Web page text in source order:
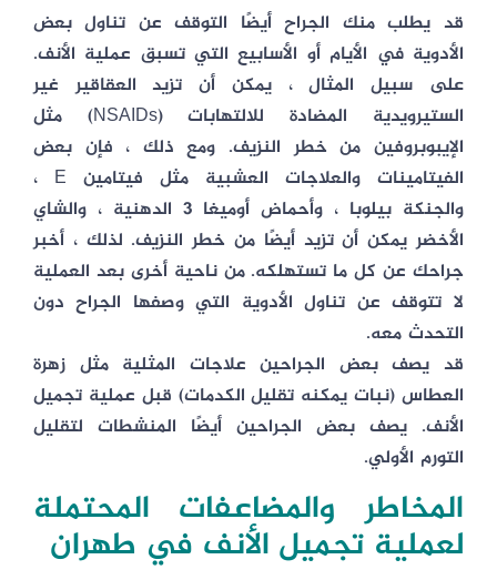
قد يطلب منك الجراح أيضًا التوقف عن تناول بعض
الأدوية في الأيام أو الأسابيع التي تسبق عملية الأنف.
على سبيل المثال ، يمكن أن تزيد العقاقير غير
الستيرويدية المضادة للالتهابات (NSAIDs) مثل
الإيبوبروفين من خطر النزيف. ومع ذلك ، فإن بعض
الفيتامينات والعلاجات العشبية مثل فيتامين E ،
والجنكة بيلوبا ، وأحماض أوميغا 3 الدهنية ، والشاي
الأخضر يمكن أن تزيد أيضًا من خطر النزيف. لذلك ، أخبر
جراحك عن كل ما تستهلكه. من ناحية أخرى بعد العملية
لا تتوقف عن تناول الأدوية التي وصفها الجراح دون
التحدث معه.
قد يصف بعض الجراحين علاجات المثلية مثل زهرة
العطاس (نبات يمكنه تقليل الكدمات) قبل عملية تجميل
الأنف. يصف بعض الجراحين أيضًا المنشطات لتقليل
التورم الأولي.
المخاطر والمضاعفات المحتملة
لعملية تجميل الأنف في طهران